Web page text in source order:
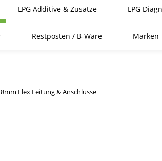
LPG Additive & Zusätze LPG
Restposten / B-Ware Marken
8mm Flex Leitung & Anschlüsse